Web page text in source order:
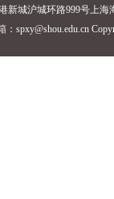
新城沪城环路999号上
：spxy@shou.edu.cn